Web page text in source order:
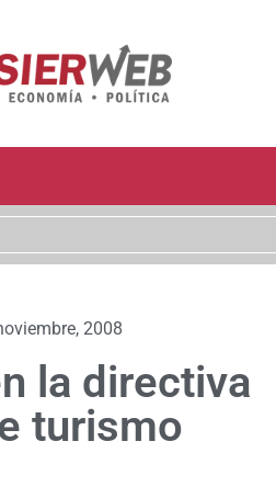
2008
la directiva
turismo